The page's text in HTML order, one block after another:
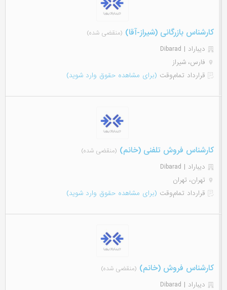
کارشناس بازرگانی (شیراز-آقا) (منقضی شده)
دیباراد | Dibarad
فارس، شیراز
قرارداد تمام‌وقت (برای مشاهده حقوق وارد شوید)
کارشناس فروش تلفنی (خانم) (منقضی شده)
دیباراد | Dibarad
تهران، تهران
قرارداد تمام‌وقت (برای مشاهده حقوق وارد شوید)
کارشناس فروش (خانم) (منقضی شده)
دیباراد | Dibarad